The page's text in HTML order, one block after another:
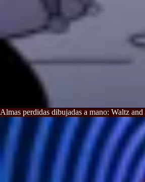
Almas perdidas dibujadas a mano: Waltz and